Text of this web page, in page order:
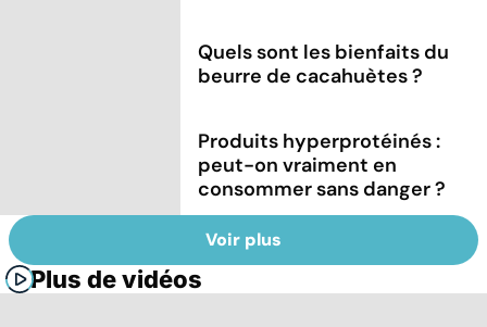
Quels sont les bienfaits du
beurre de cacahuètes ?
Produits hyperprotéinés :
peut-on vraiment en
consommer sans danger ?
Voir plus
Plus de vidéos